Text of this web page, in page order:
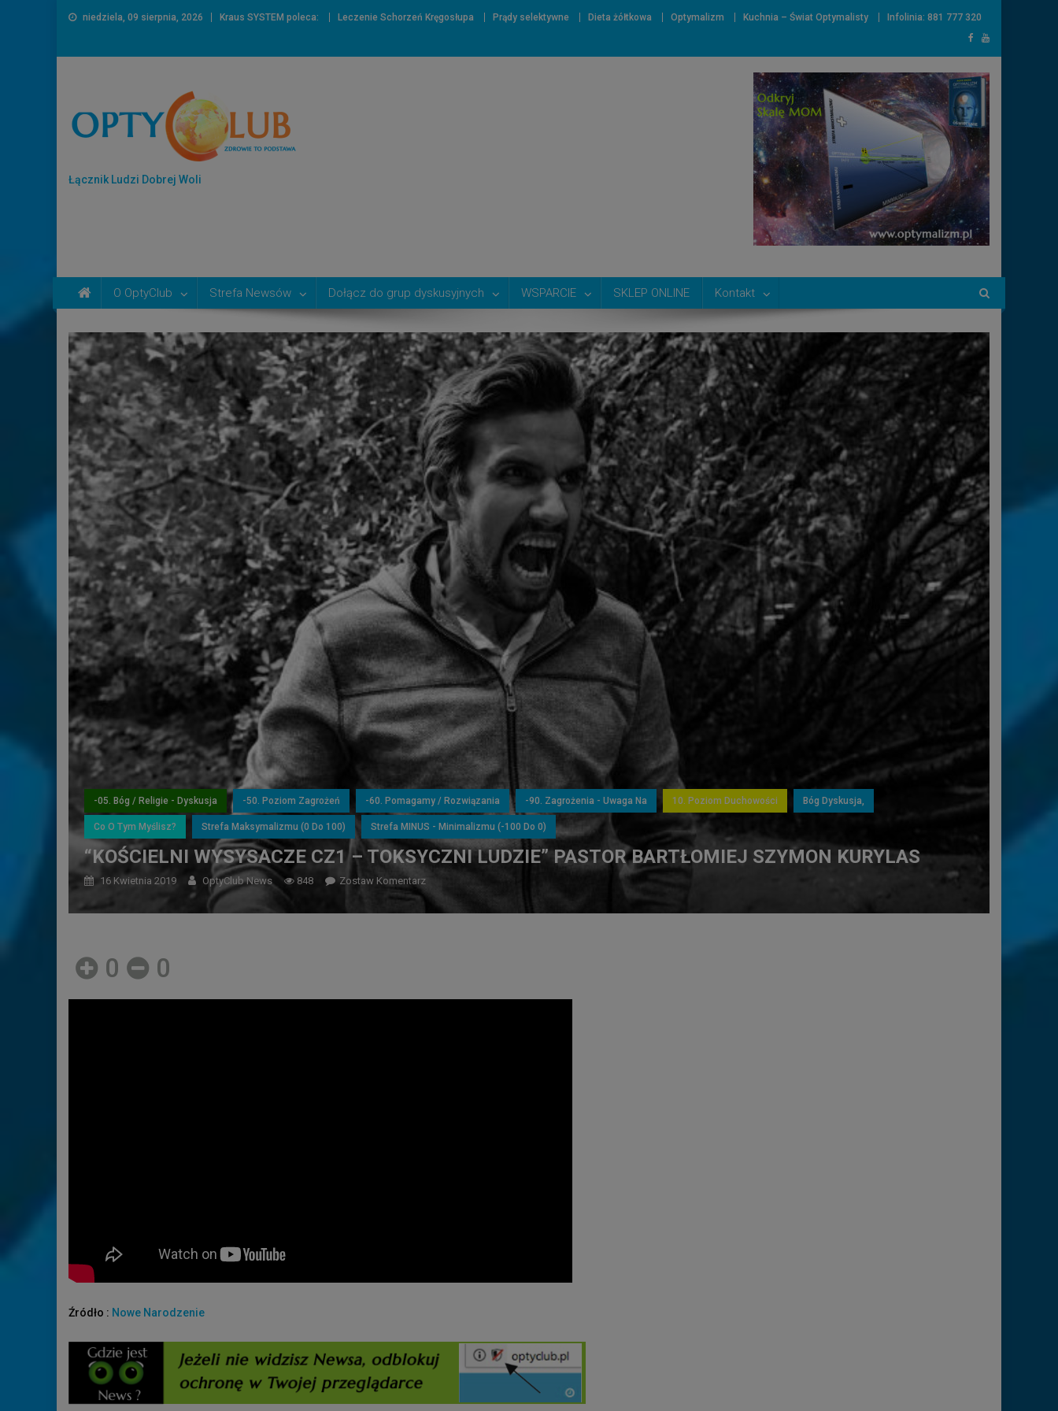
niedziela, 09 sierpnia, 2026 Kraus SYSTEM poleca: Leczenie Schorzeń Kręgosłupa Prądy selektywne Dieta żółtkowa Optymalizm Kuchnia – Świat Optymalisty Infolinia: 881 777 320
Łącznik Ludzi Dobrej Woli
O OptyClub Strefa Newsów Dołącz do grup dyskusyjnych WSPARCIE SKLEP ONLINE Kontakt
-05. Bóg / Religie - Dyskusja -50. Poziom Zagrożeń -60. Pomagamy / Rozwiązania -90. Zagrożenia - Uwaga Na 10. Poziom Duchowości Bóg Dyskusja,
Co O Tym Myślisz? Strefa Maksymalizmu (0 Do 100) Strefa MINUS - Minimalizmu (-100 Do 0)
“KOŚCIELNI WYSYSACZE CZ1 – TOKSYCZNI LUDZIE” PASTOR BARTŁOMIEJ SZYMON KURYLAS
16 Kwietnia 2019 OptyClub News 848 Zostaw Komentarz
0 0
Źródło : Nowe Narodzenie